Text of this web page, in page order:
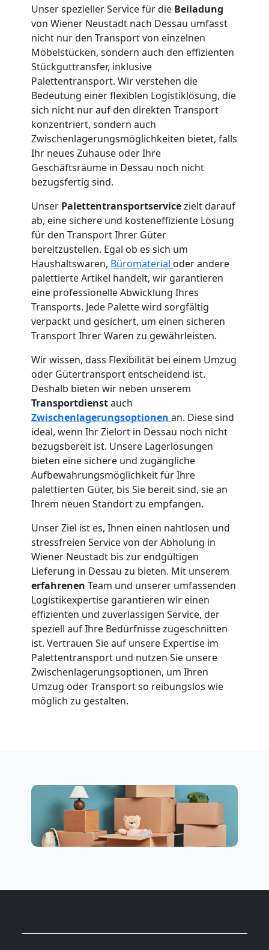
Unser spezieller Service für die Beiladung
von Wiener Neustadt nach Dessau umfasst
nicht nur den Transport von einzelnen
Möbelstücken, sondern auch den effizienten
Stückguttransfer, inklusive
Palettentransport. Wir verstehen die
Bedeutung einer flexiblen Logistiklösung, die
sich nicht nur auf den direkten Transport
konzentriert, sondern auch
Zwischenlagerungsmöglichkeiten bietet, falls
Ihr neues Zuhause oder Ihre
Geschäftsräume in Dessau noch nicht
bezugsfertig sind.
Unser Palettentransportservicezielt darauf
ab, eine sichere und kosteneffiziente Lösung
für den Transport Ihrer Güter
bereitzustellen. Egal ob es sich um
Haushaltswaren, Büromaterial oder andere
palettierte Artikel handelt, wir garantieren
eine professionelle Abwicklung Ihres
Transports. Jede Palette wird sorgfältig
verpackt und gesichert, um einen sicheren
Transport Ihrer Waren zu gewährleisten.
Wir wissen, dass Flexibilität bei einem Umzug
oder Gütertransport entscheidend ist.
Deshalb bieten wir neben unserem
Transportdienstauch
Zwischenlagerungsoptionen an. Diese sind
ideal, wenn Ihr Zielort in Dessau noch nicht
bezugsbereit ist. Unsere Lagerlösungen
bieten eine sichere und zugängliche
Aufbewahrungsmöglichkeit für Ihre
palettierten Güter, bis Sie bereit sind, sie an
Ihrem neuen Standort zu empfangen.
Unser Ziel ist es, Ihnen einen nahtlosen und
stressfreien Service von der Abholung in
Wiener Neustadt bis zur endgültigen
Lieferung in Dessau zu bieten. Mit unserem
erfahrenen Team und unserer umfassenden
Logistikexpertise garantieren wir einen
effizienten und zuverlässigen Service, der
speziell auf Ihre Bedürfnisse zugeschnitten
ist. Vertrauen Sie auf unsere Expertise im
Palettentransport und nutzen Sie unsere
Zwischenlagerungsoptionen, um Ihren
Umzug oder Transport so reibungslos wie
möglich zu gestalten.
Wiener
Neustadt
Full-
Service-
Umzug
Wiener
Neustadt
Qualitäts-
Umzüge
Wiener
Neustadt
Vereinsumzug
Wiener
Neustadt
Anfrage
Möbeltransport
National
Möbeltransport
International
Beiladung
International
Internationaler